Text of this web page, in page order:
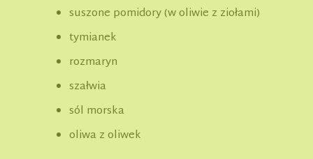
suszone pomidory (w oliwie z ziołami)
tymianek
rozmaryn
szałwia
sól morska
oliwa z oliwek